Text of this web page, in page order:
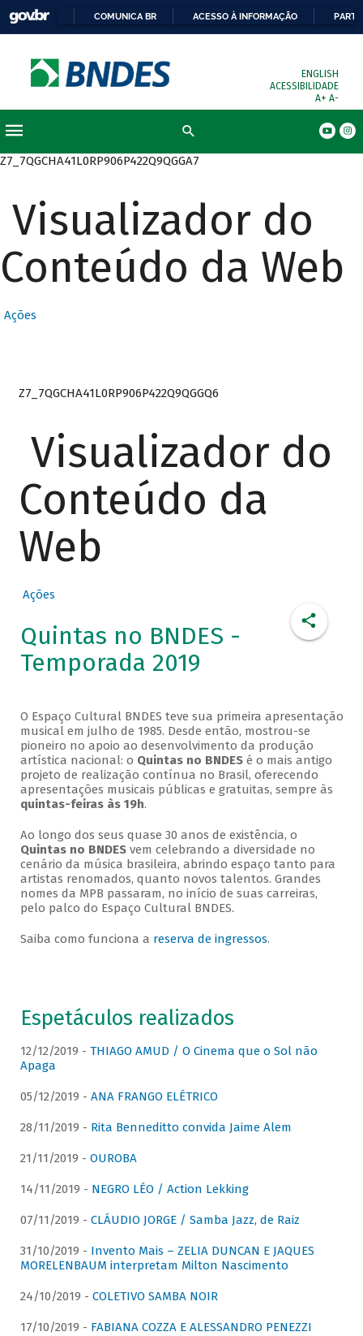
COMUNICA BR ACESSO À INFORMAÇÃO
ENGLISH
ACESSIBILIDADE
A+ A-
Z7_7QGCHA41L0RP906P422Q9QGGA7
Visualizador do
Conteúdo da Web
Ações
Z7_7QGCHA41L0RP906P422Q9QGGQ6
Visualizador do
Conteúdo da
Web
Ações
Quintas no BNDES -
Temporada 2019
O Espaço Cultural BNDES teve sua primeira apresentação
musical em julho de 1985. Desde então, mostrou-se
pioneiro no apoio ao desenvolvimento da produção
artística nacional: o Quintas no BNDESé o mais antigo
projeto de realização contínua no Brasil, oferecendo
apresentações musicais públicas e gratuitas, sempre às
quintas-feiras às 19h.
Ao longo dos seus quase 30 anos de existência, o
Quintas no BNDESvem celebrando a diversidade no
cenário da música brasileira, abrindo espaço tanto para
artistas renomados, quanto novos talentos. Grandes
nomes da MPB passaram, no início de suas carreiras,
pelo palco do Espaço Cultural BNDES.
Saiba como funciona a reserva de ingressos.
Espetáculos realizados
12/12/2019 - THIAGO AMUD / O Cinema que o Sol não
Apaga
05/12/2019 - ANA FRANGO ELÉTRICO
28/11/2019 - Rita Benneditto convida Jaime Alem
21/11/2019 - OUROBA
14/11/2019 - NEGRO LÉO / Action Lekking
07/11/2019 - CLÁUDIO JORGE / Samba Jazz, de Raiz
31/10/2019 - Invento Mais – ZELIA DUNCAN E JAQUES
MORELENBAUM interpretam Milton Nascimento
24/10/2019 - COLETIVO SAMBA NOIR
17/10/2019 - FABIANA COZZA E ALESSANDRO PENEZZI